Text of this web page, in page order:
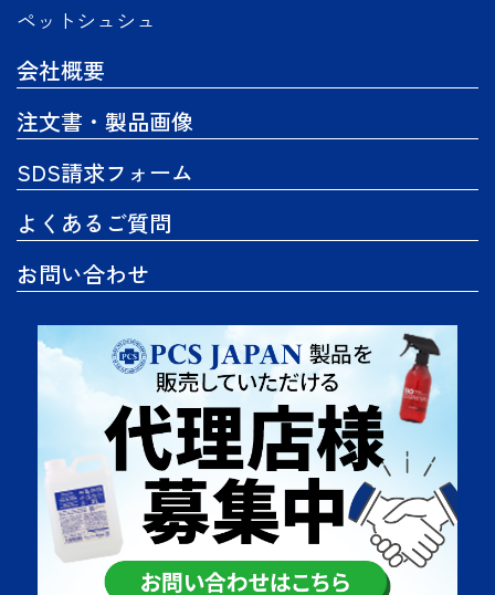
ペットシュシュ
会社概要
注文書・製品画像
SDS請求フォーム
よくあるご質問
お問い合わせ